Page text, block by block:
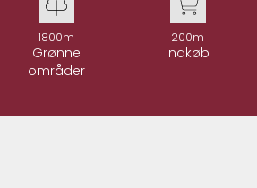
1800m
Grønne
områder
200m
Indkøb